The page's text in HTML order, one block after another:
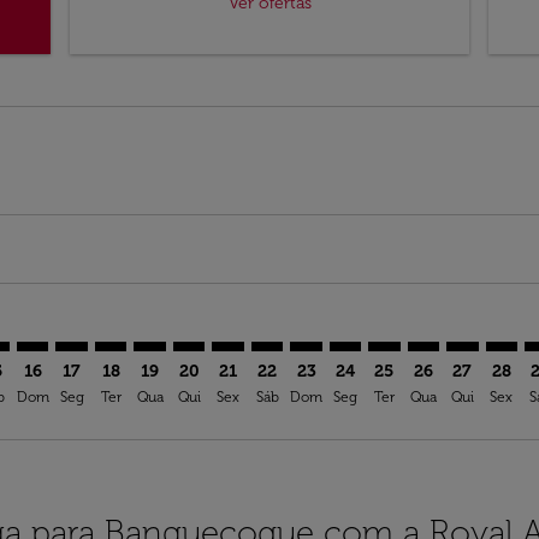
16
Dom
17
Seg
18
Ter
19
Qua
20
Qui
CPH–BKK: cmp-view-offers-
21
Sex
CPH–BKK: cmp-view-offers-
22
Sáb
CPH–BKK: cmp-view-
23
Dom
CPH–BKK: cmp-view-
24
Seg
CPH–BKK: cmp-
25
Ter
CPH–BKK:
26
Qua
27
Qui
28
Sex